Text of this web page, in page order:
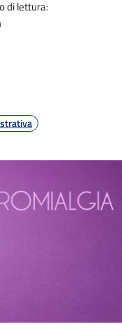
di lettura: